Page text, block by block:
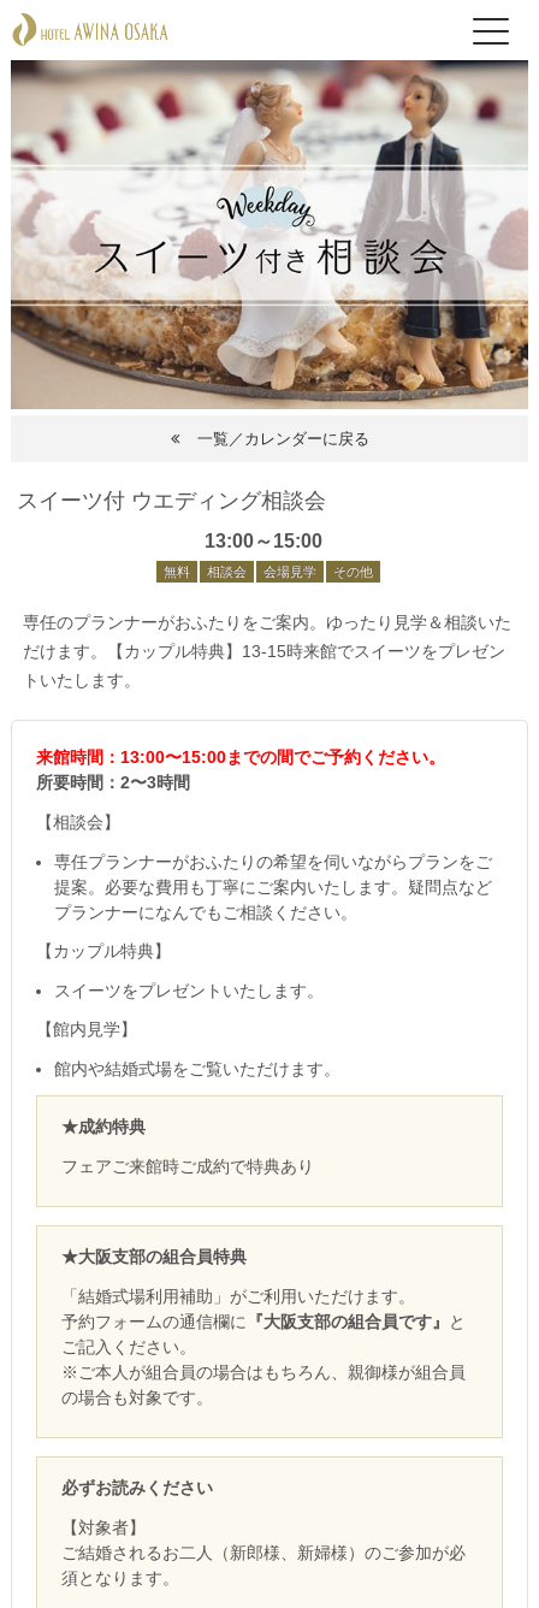
一覧／カレンダーに戻る
スイーツ付 ウエディング相談会
13:00～15:00
無料 相談会 会場見学 その他
専任のプランナーがおふたりをご案内。ゆったり見学＆相談いた
だけます。【カップル特典】13-15時来館でスイーツをプレゼン
トいたします。
来館時間：13:00〜15:00までの間でご予約ください。
所要時間：2〜3時間
【相談会】
専任プランナーがおふたりの希望を伺いながらプランをご
提案。必要な費用も丁寧にご案内いたします。疑問点など
プランナーになんでもご相談ください。
【カップル特典】
スイーツをプレゼントいたします。
【館内見学】
館内や結婚式場をご覧いただけます。
★成約特典
フェアご来館時ご成約で特典あり
★大阪支部の組合員特典
「結婚式場利用補助」がご利用いただけます。
予約フォームの通信欄に 『大阪支部の組合員です』
と
ご記入ください。
※ご本人が組合員の場合はもちろん、親御様が組合員
の場合も対象です。
必ずお読みください
【対象者】
ご結婚されるお二人（新郎様、新婦様）のご参加が必
須となります。